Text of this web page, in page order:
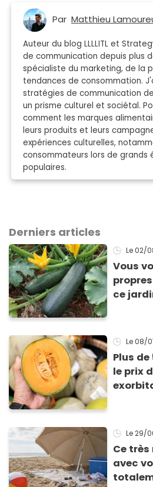
Par Matthieu
Auteur du blog LLLLITL et
de communication depuis plus
spécialiste du marketing, de la
tendances de consommation.
stratégies de communication
un prisme culturel et sociétal.
comment les marques
leurs produits et leurs
expériences culturelles,
consommateurs lors de grands
populaires.
Derniers articles
Le 02/
Vous
ce
l’été !
Le 08/
Plus
le prix
Le 29/
Ce
avec